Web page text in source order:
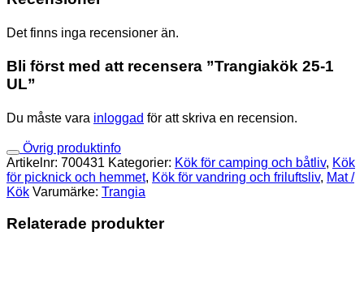
Det finns inga recensioner än.
Bli först med att recensera ”Trangiakök 25-1
UL”
Du måste vara inloggad för att skriva en recension.
Övrig produktinfo
Artikelnr: 700431 Kategorier: Kök för camping och båtliv, Kök
för picknick och hemmet, Kök för vandring och friluftsliv, Mat /
Kök Varumärke: Trangia
Relaterade produkter